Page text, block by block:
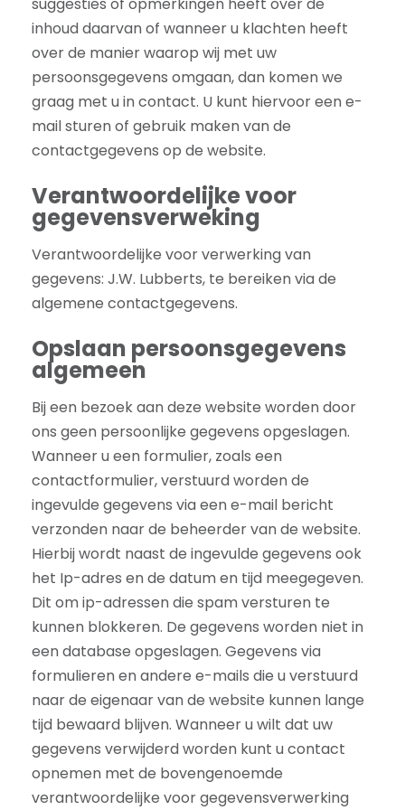
inhoud daarvan of wanneer u klachten heeft
over de manier waarop wij met uw
persoonsgegevens omgaan, dan komen we
graag met u in contact. U kunt hiervoor een e-
mail sturen of gebruik maken van de
contactgegevens op de website.
Verantwoordelijke voor
gegevensverweking
Verantwoordelijke voor verwerking van
gegevens: J.W. Lubberts, te bereiken via de
algemene contactgegevens.
Opslaan persoonsgegevens
algemeen
Bij een bezoek aan deze website worden door
ons geen persoonlijke gegevens opgeslagen.
Wanneer u een formulier, zoals een
contactformulier, verstuurd worden de
ingevulde gegevens via een e-mail bericht
verzonden naar de beheerder van de website.
Hierbij wordt naast de ingevulde gegevens ook
het Ip-adres en de datum en tijd meegegeven.
Dit om ip-adressen die spam versturen te
kunnen blokkeren. De gegevens worden niet in
een database opgeslagen. Gegevens via
formulieren en andere e-mails die u verstuurd
naar de eigenaar van de website kunnen lange
tijd bewaard blijven. Wanneer u wilt dat uw
gegevens verwijderd worden kunt u contact
opnemen met de bovengenoemde
verantwoordelijke voor gegevensverwerking